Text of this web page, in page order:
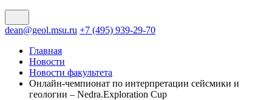
dean@geol.msu.ru +7 (495) 939-29-70
Главная
Новости
Новости факультета
Онлайн-чемпионат по интерпретации сейсмики и
геологии – Nedra.Exploration Cup